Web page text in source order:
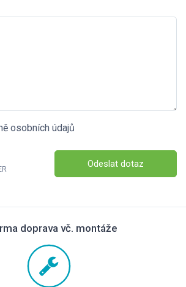
osobních údajů
Odeslat dotaz
doprava vč. montáže